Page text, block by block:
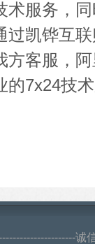
术服务，
过凯铧互
方客服，
的7x24技
诚